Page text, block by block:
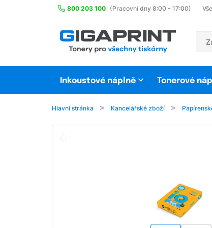
800 203 100 (Pracovní dny 8:00 - 17:00)
Inkoustové náplně Tonerové
Hlavní stránka Kancelářské zboží